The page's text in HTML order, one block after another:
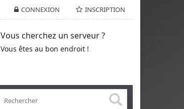
CONNEXION INSCRIPTION
Vous cherchez un serveur ?
Vous êtes au bon endroit !